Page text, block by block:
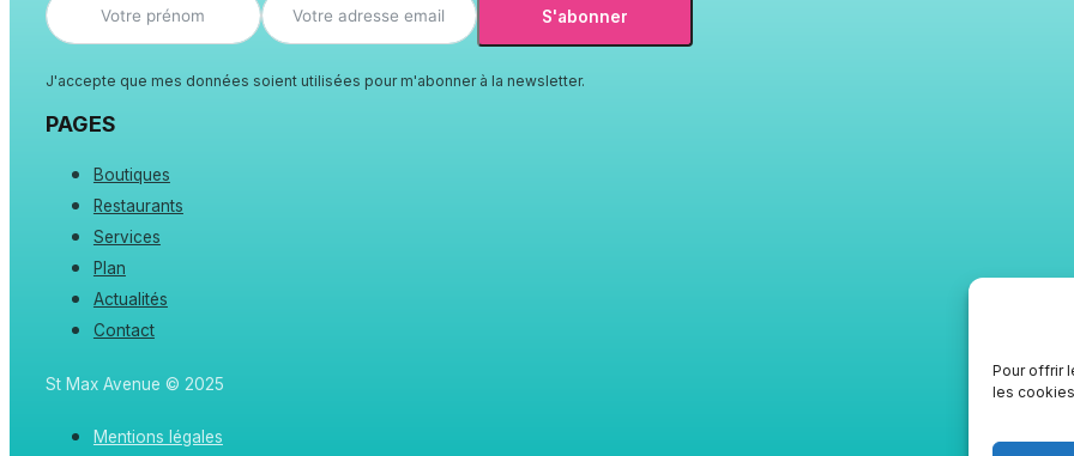
Pour offrir
les
S'abonner
J'accepte que mes données soient utilisées pour m'abonner à la newsletter.
PAGES
Boutiques
Restaurants
Services
Plan
Actualités
Contact
St Max Avenue © 2025
Mentions légales